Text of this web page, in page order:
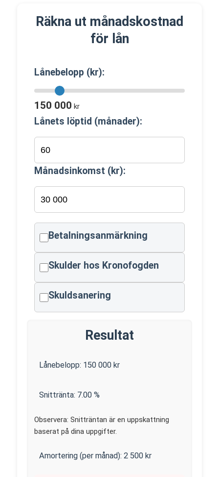
Räkna ut månadskostnad
för lån
Lånebelopp (kr):
150 000 kr
Lånets löptid (månader):
Månadsinkomst (kr):
Betalningsanmärkning
Skulder hos Kronofogden
Skuldsanering
Resultat
Lånebelopp: 150 000 kr
Snittränta: 7.00 %
Observera: Snitträntan är en uppskattning
baserat på dina uppgifter.
Amortering (per månad): 2 500 kr